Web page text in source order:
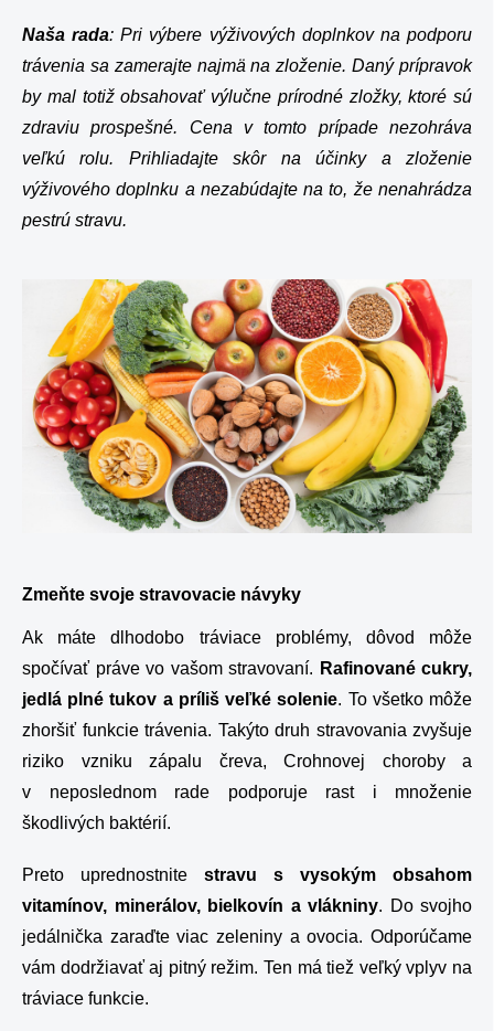
Naša rada: Pri výbere výživových doplnkov na podporu
trávenia sa zamerajte najmä na zloženie. Daný prípravok
by mal totiž obsahovať výlučne prírodné zložky, ktoré sú
zdraviu prospešné. Cena v tomto prípade nezohráva
veľkú rolu. Prihliadajte skôr na účinky a zloženie
výživového doplnku a nezabúdajte na to, že nenahrádza
pestrú stravu.
Zmeňte svoje stravovacie návyky
Ak máte dlhodobo tráviace problémy, dôvod môže
spočívať práve vo vašom stravovaní. Rafinované cukry,
jedlá plné tukov a príliš veľké solenie. To všetko môže
zhoršiť funkcie trávenia. Takýto druh stravovania zvyšuje
riziko vzniku zápalu čreva, Crohnovej choroby a
v neposlednom rade podporuje rast i množenie
škodlivých baktérií.
Preto uprednostnite stravu s vysokým obsahom
vitamínov, minerálov, bielkovín a vlákniny. Do svojho
jedálnička zaraďte viac zeleniny a ovocia. Odporúčame
vám dodržiavať aj pitný režim. Ten má tiež veľký vplyv na
tráviace funkcie.